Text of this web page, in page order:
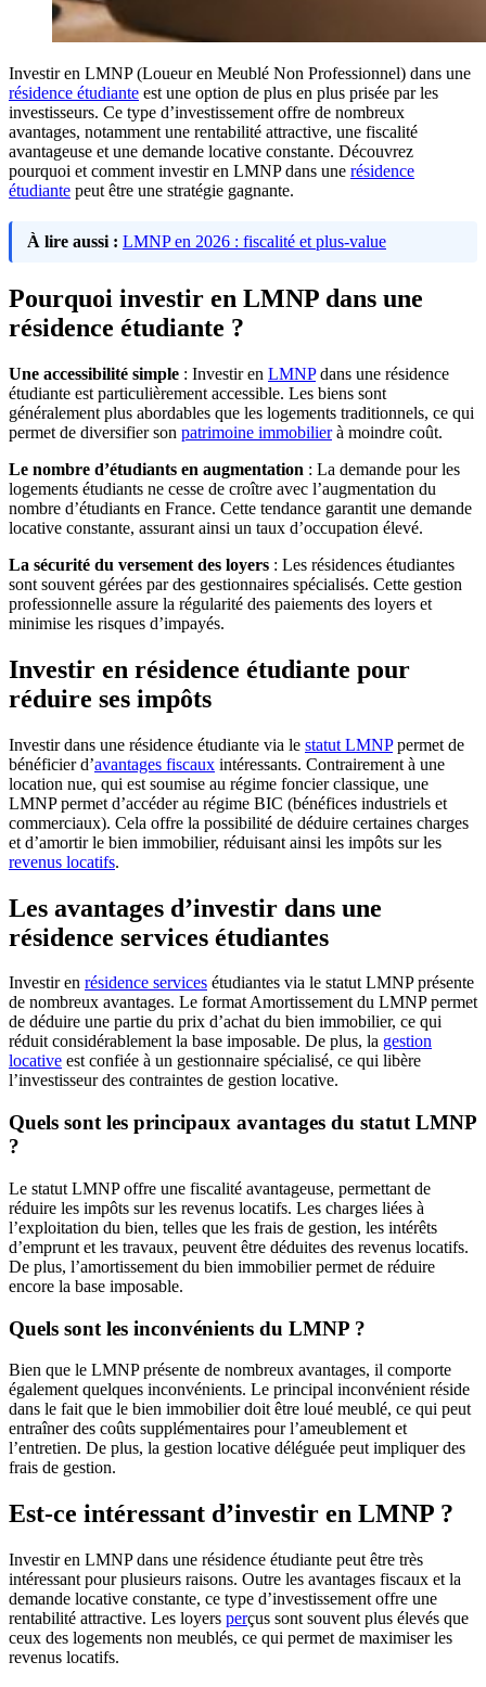
Investir en LMNP (Loueur en Meublé Non Professionnel) dans une
résidence étudiante est une option de plus en plus prisée par les
investisseurs. Ce type d’investissement offre de nombreux
avantages, notamment une rentabilité attractive, une fiscalité
avantageuse et une demande locative constante. Découvrez
pourquoi et comment investir en LMNP dans une résidence
étudiante peut être une stratégie gagnante.
À lire aussi : LMNP en 2026 : fiscalité et plus-value
Pourquoi investir en LMNP dans une
résidence étudiante ?
Une accessibilité simple : Investir en LMNPdans une résidence
étudiante est particulièrement accessible. Les biens sont
généralement plus abordables que les logements traditionnels, ce qui
permet de diversifier son patrimoine immobilierà moindre coût.
Le nombre d’étudiants en augmentation : La demande pour les
logements étudiants ne cesse de croître avec l’augmentation du
nombre d’étudiants en France. Cette tendance garantit une demande
locative constante, assurant ainsi un taux d’occupation élevé.
La sécurité du versement des loyers : Les résidences étudiantes
sont souvent gérées par des gestionnaires spécialisés. Cette gestion
professionnelle assure la régularité des paiements des loyers et
minimise les risques d’impayés.
Investir en résidence étudiante pour
réduire ses impôts
Investir dans une résidence étudiante via le statut LMNPpermet de
bénéficier d’avantages fiscaux intéressants. Contrairement à une
location nue, qui est soumise au régime foncier classique, une
LMNP permet d’accéder au régime BIC (bénéfices industriels et
commerciaux). Cela offre la possibilité de déduire certaines charges
et d’amortir le bien immobilier, réduisant ainsi les impôts sur les
revenus locatifs.
Les avantages d’investir dans une
résidence services étudiantes
Investir en résidence services étudiantes via le statut LMNP présente
de nombreux avantages. Le format Amortissement du LMNP permet
de déduire une partie du prix d’achat du bien immobilier, ce qui
réduit considérablement la base imposable. De plus, la gestion
locative est confiée à un gestionnaire spécialisé, ce qui libère
l’investisseur des contraintes de gestion locative.
Quels sont les principaux avantages du statut LMNP
?
Le statut LMNP offre une fiscalité avantageuse, permettant de
réduire les impôts sur les revenus locatifs. Les charges liées à
l’exploitation du bien, telles que les frais de gestion, les intérêts
d’emprunt et les travaux, peuvent être déduites des revenus locatifs.
De plus, l’amortissement du bien immobilier permet de réduire
encore la base imposable.
Quels sont les inconvénients du LMNP ?
Bien que le LMNP présente de nombreux avantages, il comporte
également quelques inconvénients. Le principal inconvénient réside
dans le fait que le bien immobilier doit être loué meublé, ce qui peut
entraîner des coûts supplémentaires pour l’ameublement et
l’entretien. De plus, la gestion locative déléguée peut impliquer des
frais de gestion.
Est-ce intéressant d’investir en LMNP ?
Investir en LMNP dans une résidence étudiante peut être très
intéressant pour plusieurs raisons. Outre les avantages fiscaux et la
demande locative constante, ce type d’investissement offre une
rentabilité attractive. Les loyers perçus sont souvent plus élevés que
ceux des logements non meublés, ce qui permet de maximiser les
revenus locatifs.